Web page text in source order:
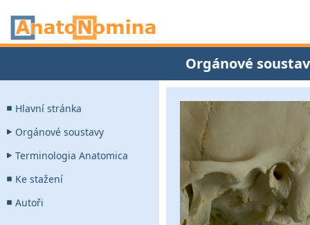
Orgánové
Hlavní stránka
Orgánové soustavy
Terminologia Anatomica
Ke stažení
Autoři